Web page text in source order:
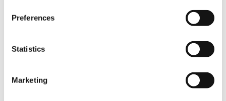
Preferences
Statistics
Marketing 在庫：△ |137ポイント